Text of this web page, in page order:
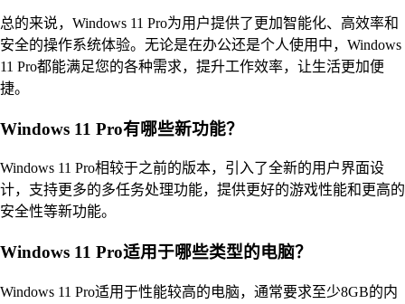
总的来说，Windows 11 Pro为用户提供了更加智能化、高效率和
安全的操作系统体验。无论是在办公还是个人使用中，Windows
11 Pro都能满足您的各种需求，提升工作效率，让生活更加便
捷。
Windows 11 Pro有哪些新功能？
Windows 11 Pro相较于之前的版本，引入了全新的用户界面设
计，支持更多的多任务处理功能，提供更好的游戏性能和更高的
安全性等新功能。
Windows 11 Pro适用于哪些类型的电脑？
Windows 11 Pro适用于性能较高的电脑，通常要求至少8GB的内